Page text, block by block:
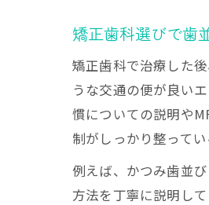
矯正歯科選びで歯
矯正歯科で治療した
うな交通の便が良い
慣についての説明や
制がしっかり整って
例えば、かつみ歯並
方法を丁寧に説明し